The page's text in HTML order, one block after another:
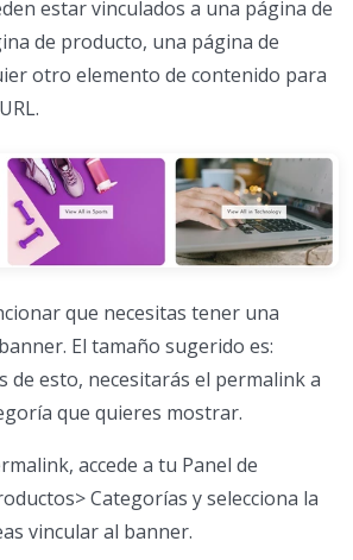
estar vinculados a una página de
de producto, una página de
otro elemento de contenido para
que necesitas tener una
El tamaño sugerido es:
de esto, necesitarás el permalink a
que quieres mostrar.
accede a tu Panel de
Categorías y selecciona la
vincular al banner.